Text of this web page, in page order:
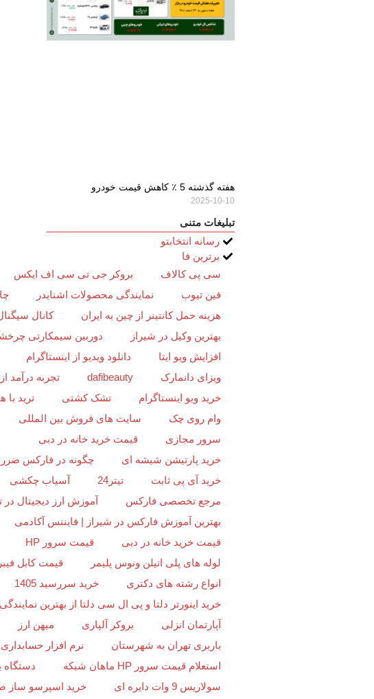
هفته گذشته 5 ٪ کاهش قیمت خودرو
2025-10-10
تبلیغات متنی
رسانه انتخابتو
برترین فا
سی پی کالاف
بروکر جی تی سی اف ایکس
فین تیوب
نمایندگی محصولات اشنایدر
هزینه حمل کانتینر از چین به ایران
کانال
بهترین وکیل در شیراز
دوربین سیمکارتی
افزایش ویو ایتا
دانلود ویدیو از اینستاگرام
ویزای دانمارک
dafibeauty
تجربه درآمد
خرید ویو اینستاگرام
تشک کشتی
ترید
وام روی چک
سایت های فروش بین المللی
سرور مجازی
قیمت خرید خانه در دبی
خرید پارتیشن شیشه ای
چگونه در فارکس ضرر
خرید آی پی ثابت
تیتر24
آسیاب چکشی
مرجع تخصصی فارکس
آموزش ارز دیجیتال در
بهترین آموزش فارکس در شیراز | فایننس آکادمی
قیمت خرید خانه در دبی
قیمت سرور HP
لوله های پلی اتیلن ونوس پلیمر
قیمت کابل
انواع رشته های دکتری
خرید سررسید 1405
خرید اینورتر دلتا و پی ال سی دلتا از بهترین نمایندگی
آپارتمان انزلی
بروکر آلپاری
میهن ارز
باربری تهران به شهرستان
نرم افزار حسابداری
استعلام قیمت سرور HP ماهان شبکه
دستگاه
سولاریس 9 وات دایره ای
خرید اسپرسو ساز